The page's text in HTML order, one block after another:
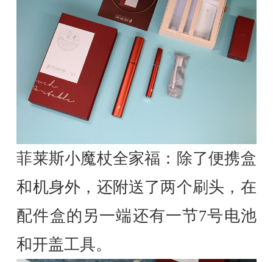
菲莱斯小魔杖全家福：除了便携盒
和机身外，还附送了两个刷头，在
配件盒的另一端还有一节7号电池
和开盖工具。